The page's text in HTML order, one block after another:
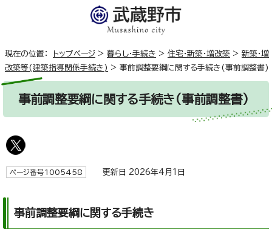
現在の位置： トップページ > 暮らし・手続き > 住宅・新築・増改築 > 新築・増
改築等(建築指導関係手続き) > 事前調整要綱に関する手続き(事前調整書)
事前調整要綱に関する手続き(事前調整書)
ページ番号1005458 更新日 2026年4月1日
事前調整要綱に関する手続き